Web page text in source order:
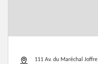
111 Av. du Maréchal Joffre